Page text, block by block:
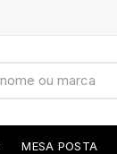
MESA POSTA